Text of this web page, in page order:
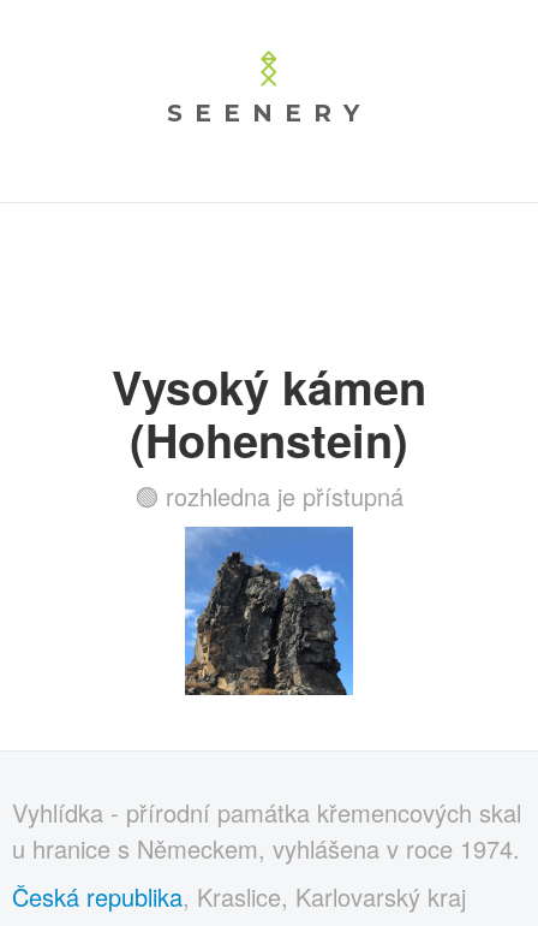
SEENERY
Vysoký kámen
(Hohenstein)
🟢 rozhledna je přístupná
Vyhlídka - přírodní památka křemencových skal
u hranice s Německem, vyhlášena v roce 1974.
Česká republika, Kraslice, Karlovarský kraj